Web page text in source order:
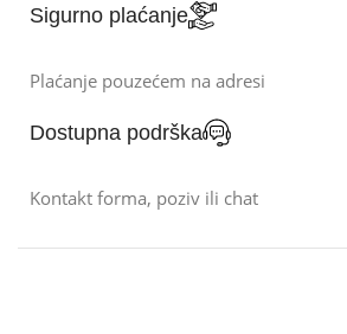
Sigurno plaćanje
Plaćanje pouzećem na adresi
Dostupna podrška
Kontakt forma, poziv ili chat